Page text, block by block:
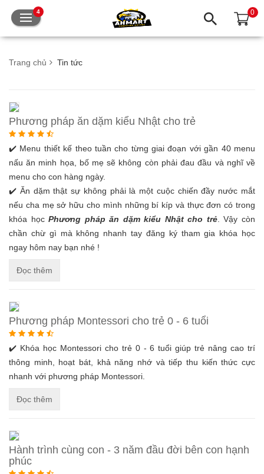
4 0
Trang chủ Tin tức
Phương pháp ăn dặm kiểu Nhật cho trẻ
✔️ Menu thiết kế theo tuần cho từng giai đoạn với gần 40 menu
nấu ăn minh họa, bố mẹ sẽ không còn phải đau đầu và nghĩ về
menu cho con hàng ngày.
✔️ Ăn dặm thật sự không phải là một cuộc chiến đầy nước mắt
nếu cha mẹ sở hữu cho mình những bí kíp và thực đơn có trong
khóa họcPhương pháp ăn dặm kiểu Nhật cho trẻ. Vậy còn
chần chừ gì mà không nhanh tay đăng ký tham gia khóa học
ngay hôm nay bạn nhé !
Đọc thêm
Phương pháp Montessori cho trẻ 0 - 6 tuổi
✔️ Khóa học Montessori cho trẻ 0 - 6 tuổi giúp trẻ nâng cao trí
thông minh, hoạt bát, khả năng nhớ và tiếp thu kiến thức cực
nhanh với phương pháp Montessori.
Đọc thêm
Hành trình cùng con - 3 năm đầu đời bên con hạnh
phúc